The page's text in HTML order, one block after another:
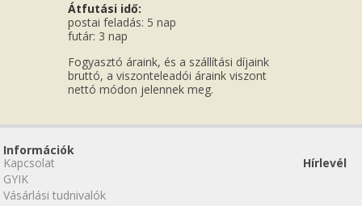
Átfutási idő:
postai feladás: 5 nap
futár: 3 nap
Fogyasztó áraink, és a szállítási díjaink
bruttó, a viszonteleadói áraink viszont
nettó módon jelennek meg.
Információk
Kapcsolat
GYIK
Vásárlási tudnivalók
Hírlevél